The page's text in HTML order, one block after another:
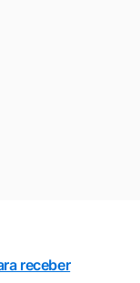
receber